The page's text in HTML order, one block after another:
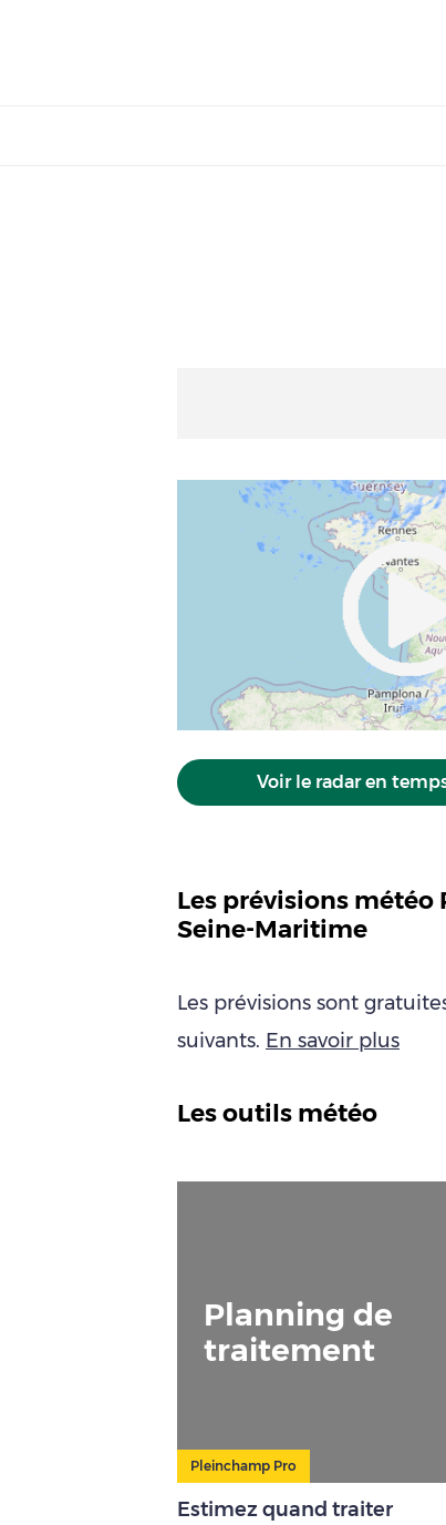
Voir le radar en
Les prévisions
Seine-Maritime
Les prévisions sont
suivants. En savoir plus
Les outils météo
Planning de
traitement
Pleinchamp Pro
Estimez quand traiter